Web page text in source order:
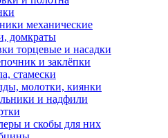
механические
домкраты
торцевые и насадки
и заклёпки
стамески
молотки, киянки
и надфили
и скобы для них